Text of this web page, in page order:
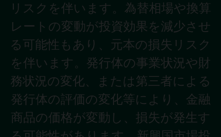
リスクを伴います。為替相場や換算
レートの変動が投資効果を減少させ
る可能性もあり、元本の損失リスク
を伴います。発行体の事業状況や財
務状況の変化、または第三者による
発行体の評価の変化等により、金融
商品の価格が変動し、損失が発生す